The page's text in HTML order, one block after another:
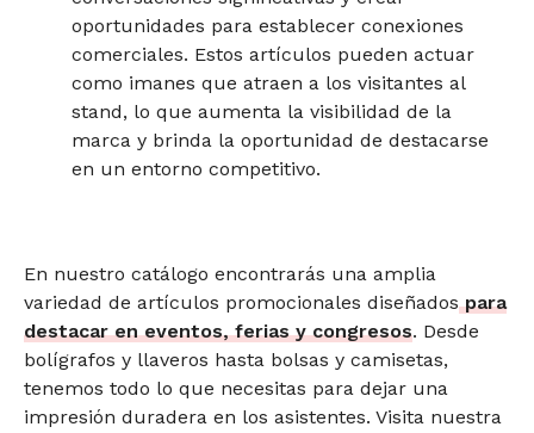
oportunidades para establecer conexiones
comerciales. Estos artículos pueden actuar
como imanes que atraen a los visitantes al
stand, lo que aumenta la visibilidad de la
marca y brinda la oportunidad de destacarse
en un entorno competitivo.
En nuestro catálogo encontrarás una amplia
variedad de artículos promocionales diseñadospara
destacar en eventos, ferias y congresos. Desde
bolígrafos y llaveros hasta bolsas y camisetas,
tenemos todo lo que necesitas para dejar una
impresión duradera en los asistentes. Visita nuestra